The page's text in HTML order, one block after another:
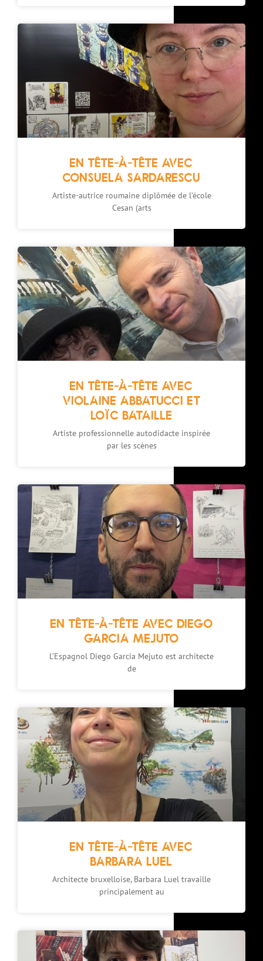
EN TÊTE-À-TÊTE AVEC
CONSUELA SARDARESCU
Artiste-autrice roumaine diplômée de l’école
Cesan (arts
EN TÊTE-À-TÊTE AVEC
VIOLAINE ABBATUCCI ET
LOÏC BATAILLE
Artiste professionnelle autodidacte inspirée
par les scènes
EN TÊTE-À-TÊTE AVEC DIEGO
GARCIA MEJUTO
L’Espagnol Diego Garcia Mejuto est architecte
de
EN TÊTE-À-TÊTE AVEC
BARBARA LUEL
Architecte bruxelloise, Barbara Luel travaille
principalement au